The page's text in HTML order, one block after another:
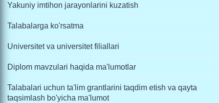
Yakuniy imtihon jarayonlarini kuzatish
Talabalarga ko'rsatma
Universitet va universitet filiallari
Diplom mavzulari haqida ma'lumotlar
Talabalari uchun ta'lim grantlarini taqdim etish va qayta
taqsimlash bo'yicha ma'lumot